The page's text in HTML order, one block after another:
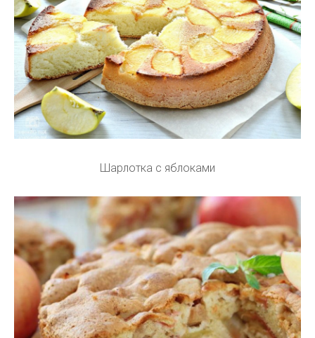
Шарлотка с яблоками